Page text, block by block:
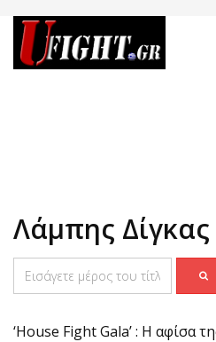
Λάμπης Δίγκας
‘House Fight Gala’ : Η αφίσα